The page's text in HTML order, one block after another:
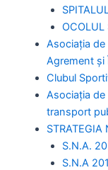
OCOLUL
Asociația de
Agrement și
Clubul
Asociația
transport
STRATEGIA
S.N.A.
S.N.A